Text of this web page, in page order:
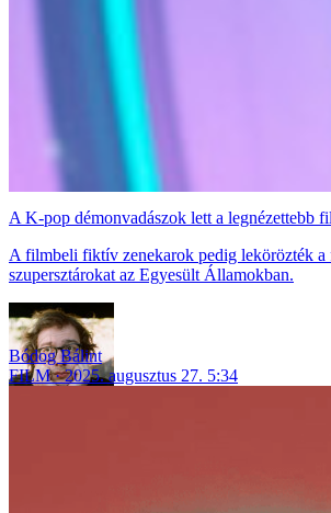
A K-pop démonvadászok lett a legnézettebb
A filmbeli fiktív zenekarok pedig lekörözték
szupersztárokat az Egyesült Államokban.
Bódog Bálint
FILM
2025. augusztus 27. 5:34